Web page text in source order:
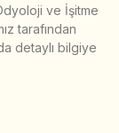
ve İşitme
tarafından
detaylı bilgiye